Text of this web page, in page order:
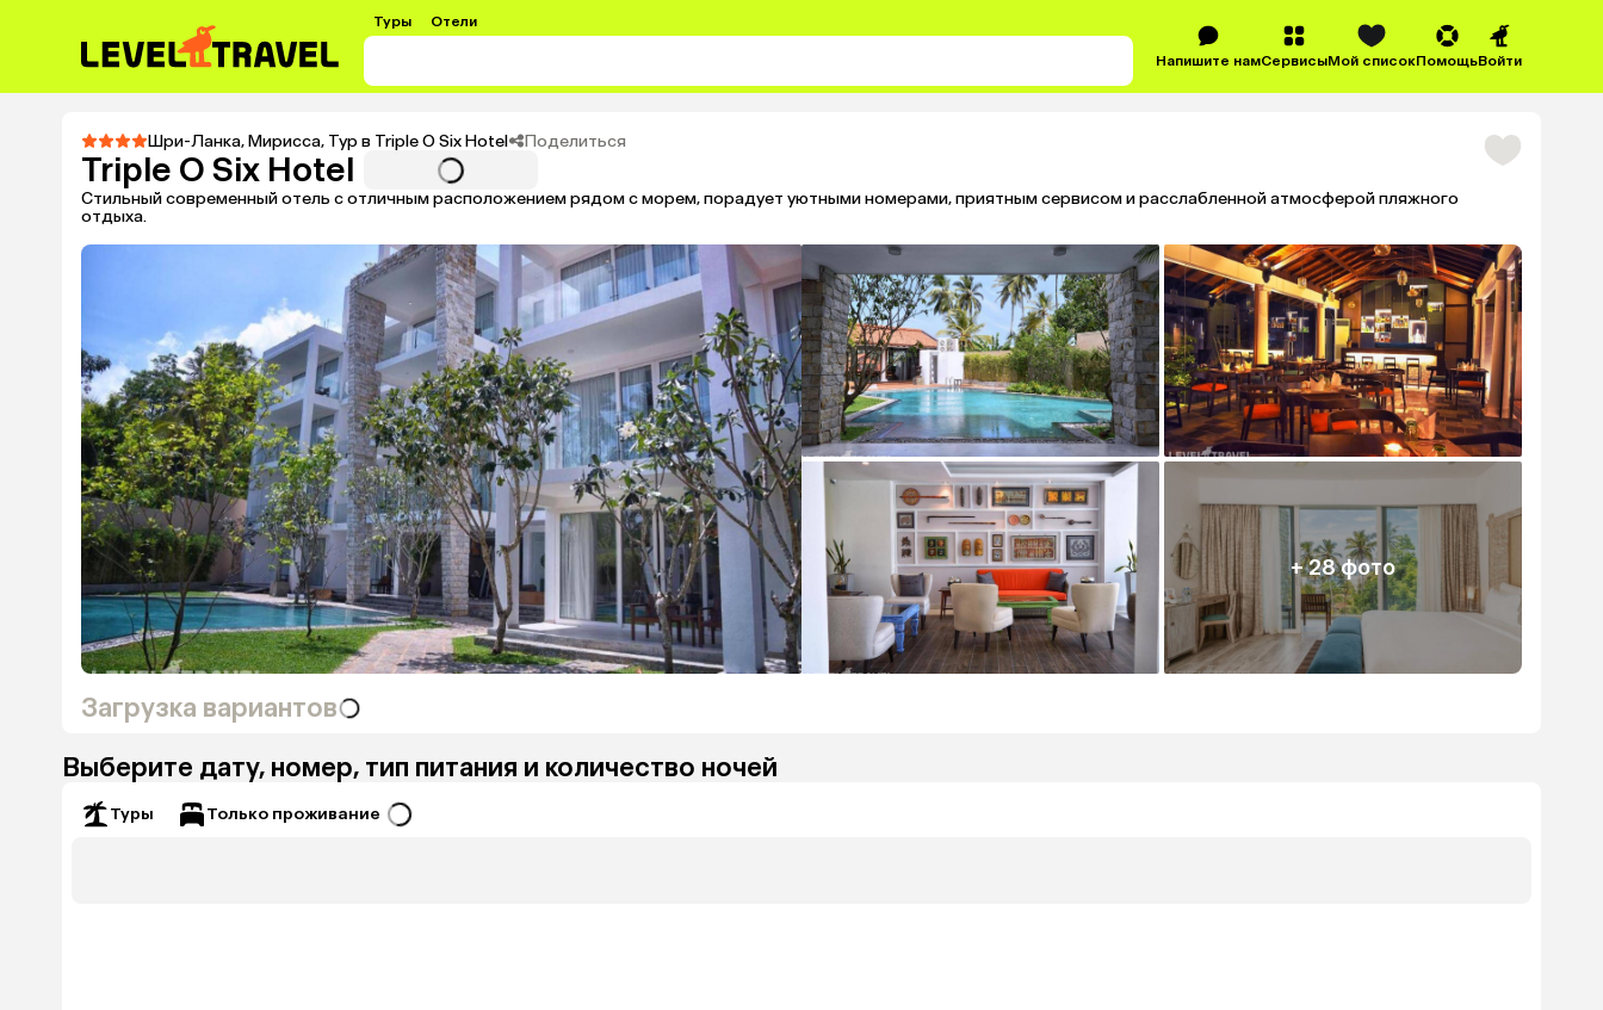
Туры Отели
Напишите намСервисыМой списокПомощьВойти
Шри-Ланка,Мирисса, Тур в Triple O Six Hotel Поделиться
Triple O Six Hotel
Стильный современный отель с отличным расположением рядом с морем, порадует уютными номерами, приятным сервисом и расслабленной атмосферой пляжного
отдыха.
+ 28 фото
Загрузка вариантов
Выберите дату, номер, тип питания и количество ночей
Туры Только проживание